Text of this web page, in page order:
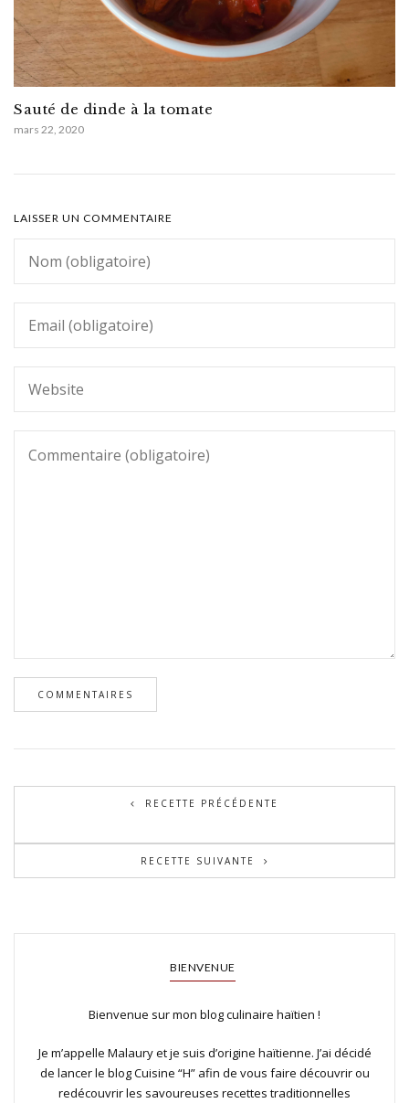
Sauté de dinde à la tomate
mars 22, 2020
LAISSER UN COMMENTAIRE
RECETTE PRÉCÉDENTE
RECETTE SUIVANTE
BIENVENUE
Bienvenue sur mon blog culinaire haïtien !
Je m’appelle Malaury et je suis d’origine haïtienne. J’ai décidé
de lancer le blog Cuisine “H” afin de vous faire découvrir ou
redécouvrir les savoureuses recettes traditionnelles